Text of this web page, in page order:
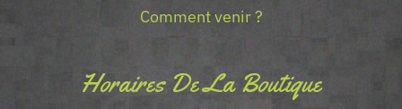
Comment venir ?
Horaires De La Boutique